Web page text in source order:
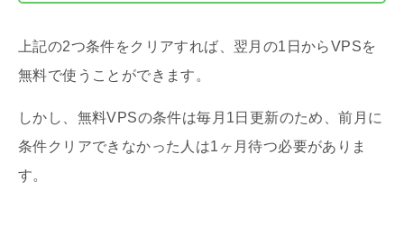
上記の2つ条件をクリアすれば、翌月の1日からVPSを
無料で使うことができます。
しかし、無料VPSの条件は毎月1日更新のため、前月に
条件クリアできなかった人は1ヶ月待つ必要がありま
す。